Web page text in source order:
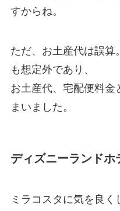
すからね。
ただ、お土産代は誤算
も想定外であり、
お土産代、宅配便料金
まいました。
ディズニーランドホ
ミラコスタに気を良く